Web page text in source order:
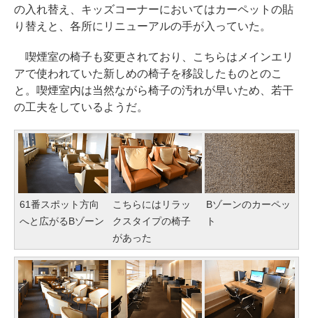
の入れ替え、キッズコーナーにおいてはカーペットの貼
り替えと、各所にリニューアルの手が入っていた。
喫煙室の椅子も変更されており、こちらはメインエリ
アで使われていた新しめの椅子を移設したものとのこ
と。喫煙室内は当然ながら椅子の汚れが早いため、若干
の工夫をしているようだ。
61番スポット方向
へと広がるBゾーン
こちらにはリラッ
クスタイプの椅子
があった
Bゾーンのカーペッ
ト